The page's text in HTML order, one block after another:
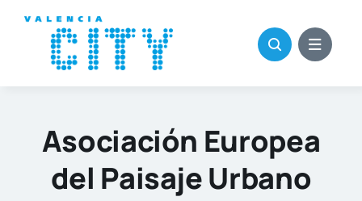
contenido
Asociación Europea
del Paisaje Urbano